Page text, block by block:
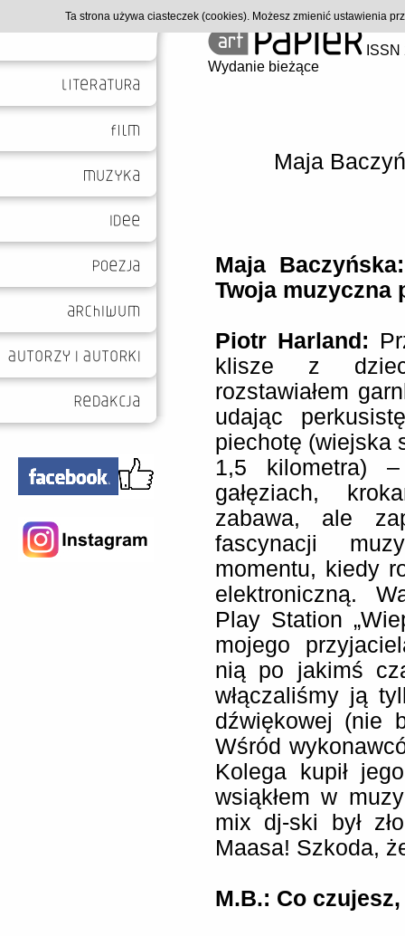
Wydanie bieżące
Maja
Maja
Twoja muzyczna
Piotr Harland:
klisze z
rozstawiałem
udając
piechotę (wiejska
1,5 kilometra)
gałęziach,
zabawa, ale
fascynacji
momentu, kiedy
elektroniczną.
Play Station
mojego
nią po jakimś
włączaliśmy ją
dźwiękowej (nie
Wśród
Kolega kupił
wsiąkłem w
mix dj-ski był
Maasa! Szkoda,
M.B.: Co
Ta strona używa ciasteczek (cookies). Możesz zmienić ustawienia